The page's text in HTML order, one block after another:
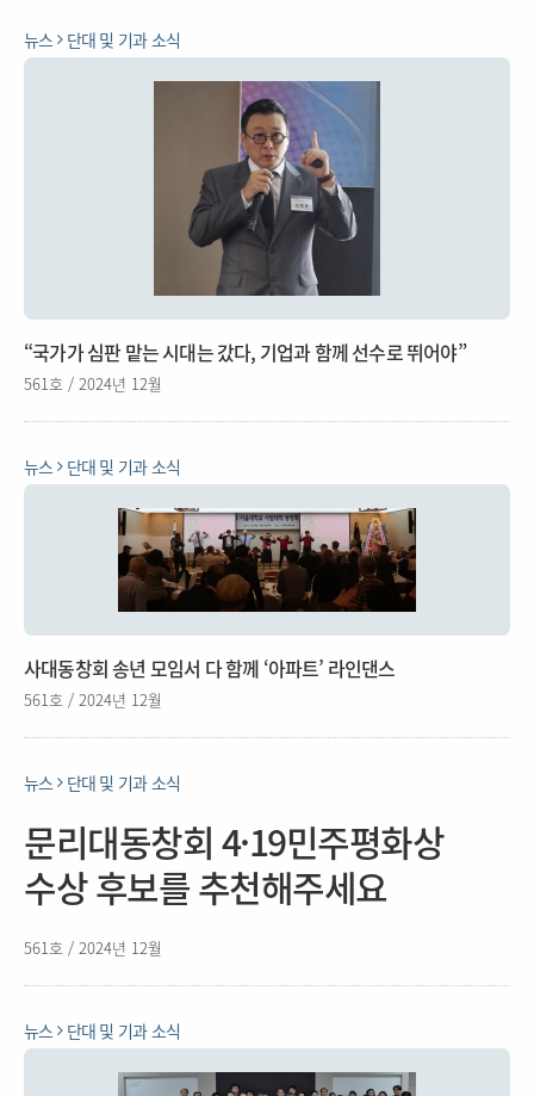
뉴스 단대 및 기과 소식
“국가가 심판 맡는 시대는 갔다, 기업과 함께 선수로 뛰어야”
561호 / 2024년 12월
뉴스 단대 및 기과 소식
사대동창회 송년 모임서 다 함께 ‘아파트’ 라인댄스
561호 / 2024년 12월
뉴스 단대 및 기과 소식
문리대동창회 4·19민주평화상
수상 후보를 추천해주세요
561호 / 2024년 12월
뉴스 단대 및 기과 소식